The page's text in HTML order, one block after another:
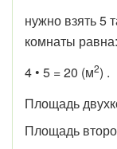
нужно взять 5
комнаты равна:
4 • 5 = 20 (м2) .
Площадь
Площадь